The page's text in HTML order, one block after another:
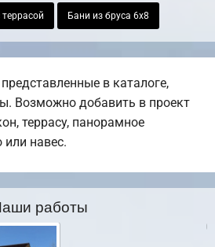
Бани из бруса 6х8
в каталоге,
Возможно добавить в проект
террасу, панорамное
или навес.
работы